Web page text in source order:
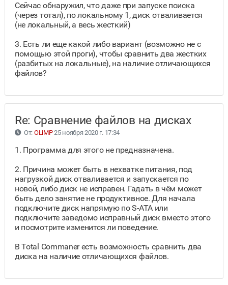
Сейчас обнаружил, что даже при запуске поиска
(через тотал), по локальному 1, диск отваливается
(не локальный, а весь жесткий)
3. Есть ли еще какой либо вариант (возможно не с
помощью этой проги), чтобы сравнить два жестких
(разбитых на локальные), на наличие отличающихся
файлов?
Re: Сравнение файлов на дисках
От: OLiMP25 ноября 2020 г. 17:34
1. Программа для этого не предназначена.
2. Причина может быть в нехватке питания, под
нагрузкой диск отваливается и запускается по
новой, либо диск не исправен. Гадать в чём может
быть дело занятие не продуктивное. Для начала
подключите диск напрямую по S-ATA или
подключите заведомо исправный диск вместо этого
и посмотрите изменится ли поведение.
В Total Commaner есть возможность сравнить два
диска на наличие отличающихся файлов.